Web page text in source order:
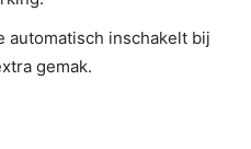
automatisch inschakelt bij
gemak.